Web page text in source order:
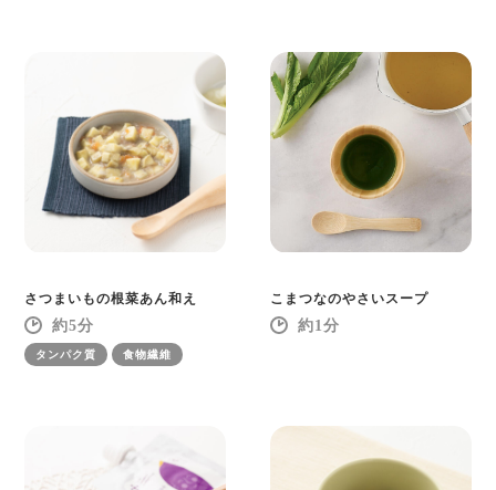
さつまいもの根菜あん和え
5
タンパク質 食物繊維
こまつなのやさいスープ
1